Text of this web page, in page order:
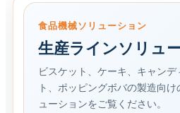
食品機械ソリューション
生産ラインソリュ
ビスケット、ケーキ、キャン
ト、ポッピングボバの製造向
ューションをご覧ください。